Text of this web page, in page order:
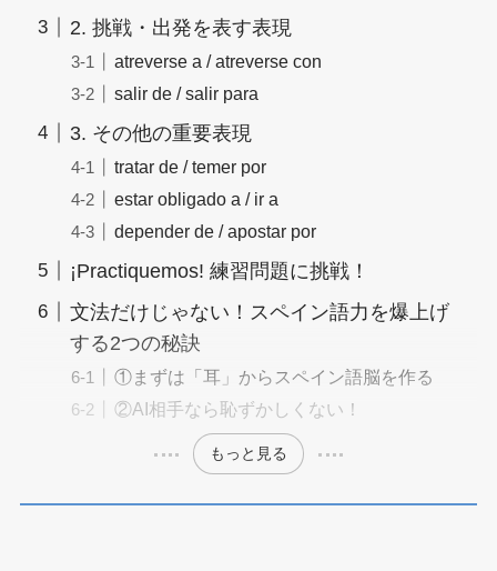
2. 挑戦・出発を表す表現
atreverse a / atreverse con
salir de / salir para
3. その他の重要表現
tratar de / temer por
estar obligado a / ir a
depender de / apostar por
¡Practiquemos! 練習問題に挑戦！
文法だけじゃない！スペイン語力を爆上げ
する2つの秘訣
①まずは「耳」からスペイン語脳を作る
②AI相手なら恥ずかしくない！
もっと見る